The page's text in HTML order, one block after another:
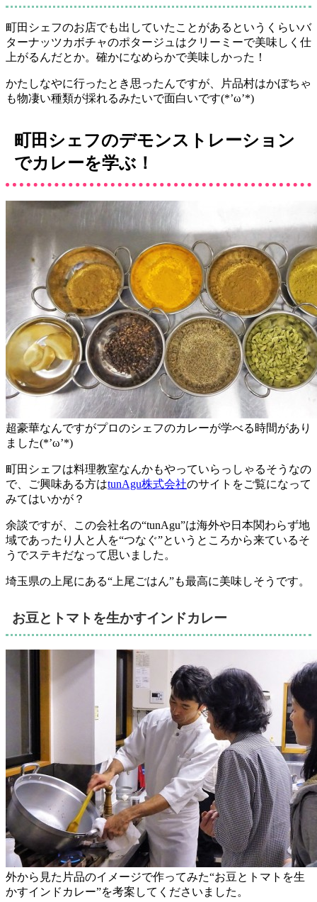
町田シェフのお店でも出していたことがあるというくらいバ
ターナッツカボチャのポタージュはクリーミーで美味しく仕
上がるんだとか。確かになめらかで美味しかった！
かたしなやに行ったとき思ったんですが、片品村はかぼちゃ
も物凄い種類が採れるみたいで面白いです(*’ω’*)
町田シェフのデモンストレーション
でカレーを学ぶ！
超豪華なんですがプロのシェフのカレーが学べる時間があり
ました(*’ω’*)
町田シェフは料理教室なんかもやっていらっしゃるそうなの
で、ご興味ある方はtunAgu株式会社のサイトをご覧になって
みてはいかが？
余談ですが、この会社名の“tunAgu”は海外や日本関わらず地
域であったり人と人を“つなぐ”というところから来ているそ
うでステキだなって思いました。
埼玉県の上尾にある“上尾ごはん”も最高に美味しそうです。
お豆とトマトを生かすインドカレー
外から見た片品のイメージで作ってみた“お豆とトマトを生
かすインドカレー”を考案してくださいました。